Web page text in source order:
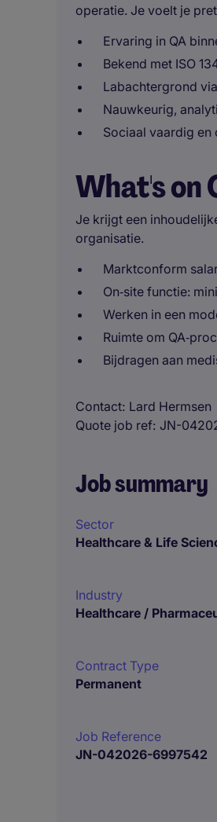
operatie. Je voelt je
Ervaring in QA
Bekend met ISO
Labachtergrond
Nauwkeurig,
Sociaal vaardig
What's on
Je krijgt een
organisatie.
Marktconform
On‑site functie:
Werken in een
Ruimte om
Bijdragen aan
Contact Lard Hermsen
Quote job ref JN-
Job summary
Sector
Healthcare & Life
Industry
Healthcare /
Contract Type
Permanent
Job Reference
JN-042026-6997542